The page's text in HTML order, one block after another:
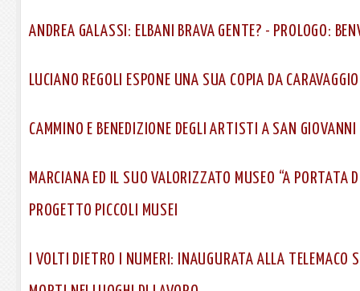
ANDREA GALASSI: ELBANI BRAVA GENTE? - PROLOGO:
LUCIANO REGOLI ESPONE UNA SUA COPIA DA
CAMMINO E BENEDIZIONE DEGLI ARTISTI A SAN GIOVANNI
MARCIANA ED IL SUO VALORIZZATO MUSEO “A PORTATA
PROGETTO PICCOLI MUSEI
I VOLTI DIETRO I NUMERI: INAUGURATA ALLA TELEMACO